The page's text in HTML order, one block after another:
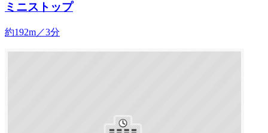
ミニストップ
約192m／3分